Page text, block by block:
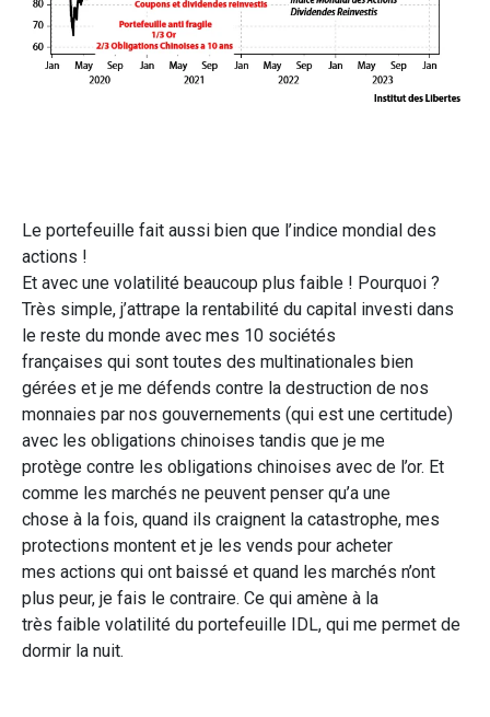
Le portefeuille fait aussi bien que l’indice mondial des
actions !
Et avec une volatilité beaucoup plus faible ! Pourquoi ?
Très simple, j’attrape la rentabilité du capital investi dans
le reste du monde avec mes 10 sociétés
françaises qui sont toutes des multinationales bien
gérées et je me défends contre la destruction de nos
monnaies par nos gouvernements (qui est une certitude)
avec les obligations chinoises tandis que je me
protège contre les obligations chinoises avec de l’or. Et
comme les marchés ne peuvent penser qu’a une
chose à la fois, quand ils craignent la catastrophe, mes
protections montent et je les vends pour acheter
mes actions qui ont baissé et quand les marchés n’ont
plus peur, je fais le contraire. Ce qui amène à la
très faible volatilité du portefeuille IDL, qui me permet de
dormir la nuit.